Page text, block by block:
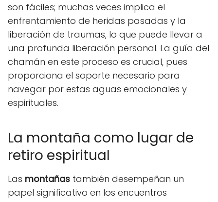
son fáciles; muchas veces implica el
enfrentamiento de heridas pasadas y la
liberación de traumas, lo que puede llevar a
una profunda liberación personal. La guía del
chamán en este proceso es crucial, pues
proporciona el soporte necesario para
navegar por estas aguas emocionales y
espirituales.
La montaña como lugar de
retiro espiritual
Las montañas también desempeñan un
papel significativo en los encuentros